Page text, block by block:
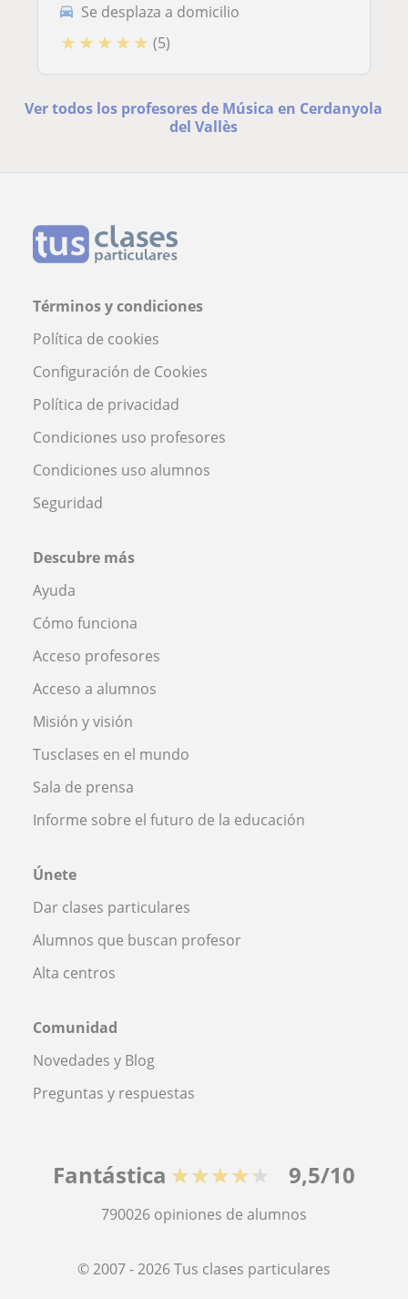
Se desplaza a domicilio
★ ★ ★ ★ ★ (5)
Ver todos los profesores de Música en Cerdanyola
del Vallès
Términos y condiciones
Política de cookies
Configuración de Cookies
Política de privacidad
Condiciones uso profesores
Condiciones uso alumnos
Seguridad
Descubre más
Ayuda
Cómo funciona
Acceso profesores
Acceso a alumnos
Misión y visión
Tusclases en el mundo
Sala de prensa
Informe sobre el futuro de la educación
Únete
Dar clases particulares
Alumnos que buscan profesor
Alta centros
Comunidad
Novedades y Blog
Preguntas y respuestas
Fantástica ★★★★★ 9,5/10
790026 opiniones de alumnos
© 2007 - 2026 Tus clases particulares